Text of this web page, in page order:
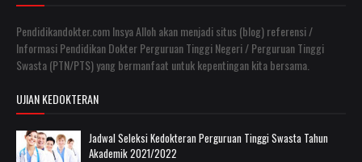
Pendidikandokter.com Insya Alloh akan menjadi situs (blog) referensi /
Informasi Pendidikan Dokter Perguruan Tinggi Negeri / Perguruan Tinggi
Swasta (PTN/PTS) yang bermanfaat untuk kepentingan kita bersama.
UJIAN KEDOKTERAN
Jadwal Seleksi Kedokteran Perguruan Tinggi Swasta Tahun
Akademik 2021/2022